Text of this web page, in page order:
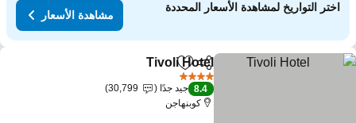
اختر التواريخ لمشاهدة الأسعار المحددة
مشاهدة الأسعار
مشاركةAdd to favorites
Tivoli Hotel
8.4 جيد جدًا
30,799
كوبنهاجن